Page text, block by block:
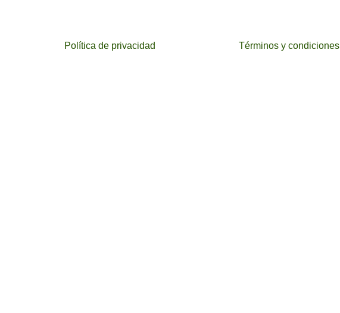
Política de privacidad Términos y condiciones